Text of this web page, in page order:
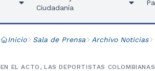
Ciudadanía
Inicio Sala de Prensa Archivo Noticias
EN EL ACTO, LAS DEPORTISTAS